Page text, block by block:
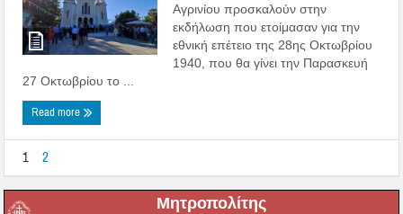
Αγρινίου προσκαλούν στην
εκδήλωση που ετοίμασαν για την
εθνική επέτειο της 28ης Οκτωβρίου
1940, που θα γίνει την Παρασκευή
27 Οκτωβρίου το ...
Read more
1 2
Μητροπολίτης